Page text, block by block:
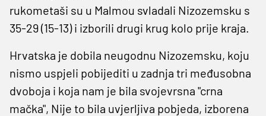
rukometaši su u Malmou svladali Nizozemsku s
35-29 (15-13) i izborili drugi krug kolo prije kraja.
Hrvatska je dobila neugodnu Nizozemsku, koju
nismo uspjeli pobijediti u zadnja tri međusobna
dvoboja i koja nam je bila svojevrsna "crna
mačka", Nije to bila uvjerljiva pobjeda, izborena